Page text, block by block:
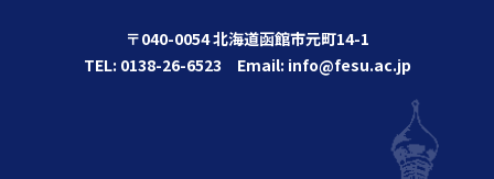
〒040-0054 北海道函館市元町14-1
TEL: 0138-26-6523 Email: info@fesu.ac.jp